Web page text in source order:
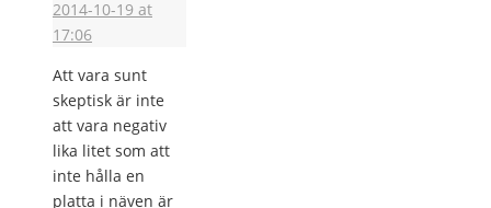
2014-10-19 at
17:06
Att vara sunt
skeptisk är inte
att vara negativ
lika litet som att
inte hålla en
platta i näven är